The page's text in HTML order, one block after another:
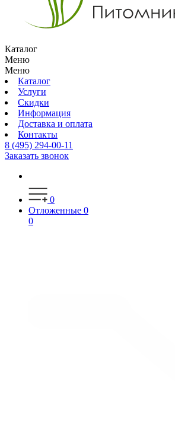
Каталог
Меню
Меню
Каталог
Услуги
Скидки
Информация
Доставка и оплата
Контакты
8 (495) 294-00-11
Заказать звонок
0
Отложенные 0
0